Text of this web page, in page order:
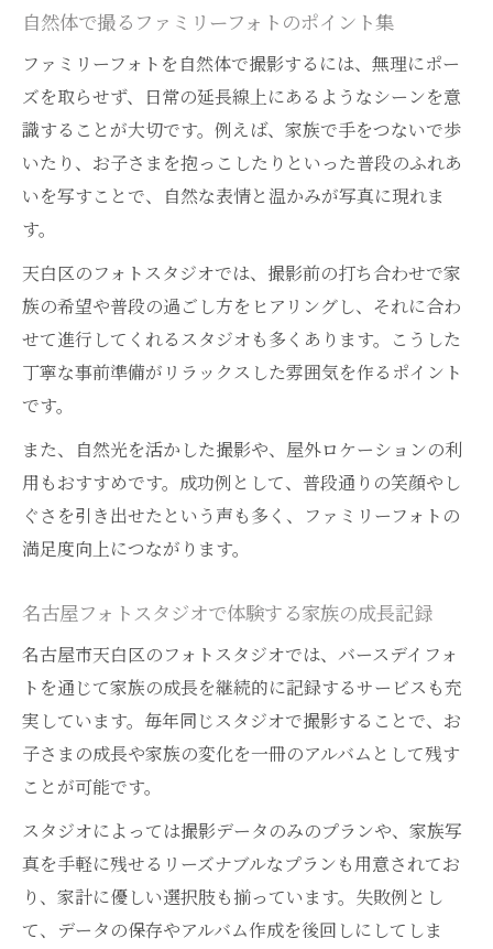
自然体で撮るファミリーフォトのポイント集
ファミリーフォトを自然体で撮影するには、無理にポー
ズを取らせず、日常の延長線上にあるようなシーンを意
識することが大切です。例えば、家族で手をつないで歩
いたり、お子さまを抱っこしたりといった普段のふれあ
いを写すことで、自然な表情と温かみが写真に現れま
す。
天白区のフォトスタジオでは、撮影前の打ち合わせで家
族の希望や普段の過ごし方をヒアリングし、それに合わ
せて進行してくれるスタジオも多くあります。こうした
丁寧な事前準備がリラックスした雰囲気を作るポイント
です。
また、自然光を活かした撮影や、屋外ロケーションの利
用もおすすめです。成功例として、普段通りの笑顔やし
ぐさを引き出せたという声も多く、ファミリーフォトの
満足度向上につながります。
名古屋フォトスタジオで体験する家族の成長記録
名古屋市天白区のフォトスタジオでは、バースデイフォ
トを通じて家族の成長を継続的に記録するサービスも充
実しています。毎年同じスタジオで撮影することで、お
子さまの成長や家族の変化を一冊のアルバムとして残す
ことが可能です。
スタジオによっては撮影データのみのプランや、家族写
真を手軽に残せるリーズナブルなプランも用意されてお
り、家計に優しい選択肢も揃っています。失敗例とし
て、データの保存やアルバム作成を後回しにしてしま